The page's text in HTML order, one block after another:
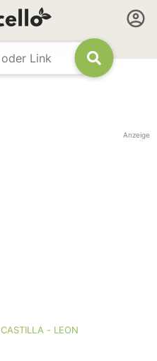
Anzeige
CASTILLA - LEON